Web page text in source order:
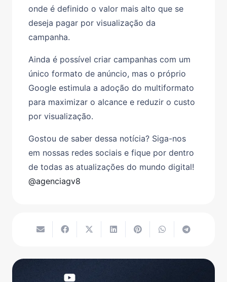
onde é definido o valor mais alto que se
deseja pagar por visualização da
campanha.
Ainda é possível criar campanhas com um
único formato de anúncio, mas o próprio
Google estimula a adoção do multiformato
para maximizar o alcance e reduzir o custo
por visualização.
Gostou de saber dessa notícia? Siga-nos
em nossas redes sociais e fique por dentro
de todas as atualizações do mundo digital!
@agenciagv8